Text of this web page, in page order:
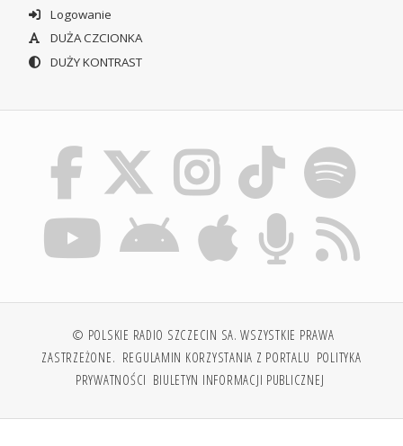
Logowanie
DUŻA CZCIONKA
DUŻY KONTRAST
© POLSKIE RADIO SZCZECIN SA. WSZYSTKIE PRAWA
ZASTRZEŻONE. REGULAMIN KORZYSTANIA Z PORTALU POLITYKA
PRYWATNOŚCI BIULETYN INFORMACJI PUBLICZNEJ